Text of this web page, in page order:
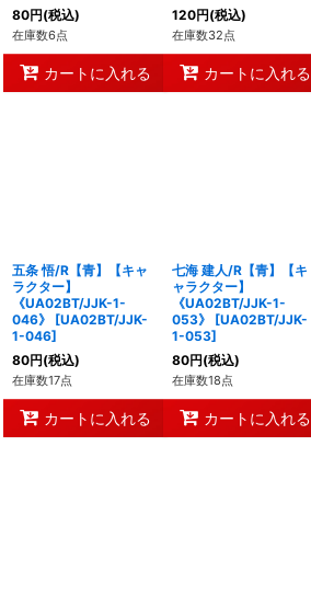
80円(税込)
在庫数6点
カートに入れる
120円(税込)
在庫数32点
カートに入れる
五条 悟/R【青】【キャ
ラクター】
《UA02BT/JJK-1-
046》
[UA02BT/JJK-
1-046]
80円(税込)
在庫数17点
カートに入れる
七海 建人/R【青】【キ
ャラクター】
《UA02BT/JJK-1-
053》
[UA02BT/JJK-
1-053]
80円(税込)
在庫数18点
カートに入れる